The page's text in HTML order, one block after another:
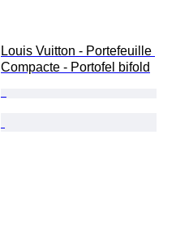
Louis Vuitton - Portefeuille
Compacte - Portofel bifold